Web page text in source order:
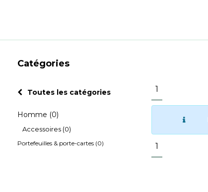
Catégories
Toutes les catégories
Homme (0)
Accessoires (0)
Portefeuilles & porte-cartes (0)
1
1